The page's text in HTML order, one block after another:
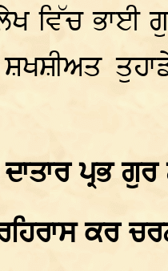
ਵਿੱਚ ਭਾਈ
ਸ਼ਖਸ਼ੀਅਤ
ਪ੍ਰਭ
ਕਰ